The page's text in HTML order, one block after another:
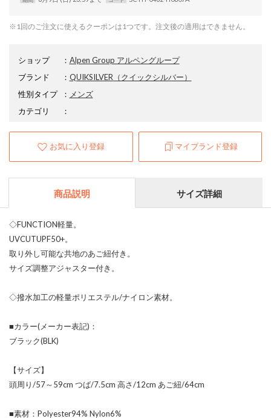
※1回のご注文に使えるクーポンは1つです。注文後の適用はできません。
ショップ ： Alpen Group アルペングループ
ブランド
： QUIKSILVER （クイックシルバー）
性別タイプ
： メンズ
カテゴリ
：
お気に入り登録 マイブランド登録
商品説明 サイズ詳細
◇FUNCTION軽量。
UVCUTUPF50+。
取り外し可能な共地のあご紐付き。
サイズ調整アジャスター付き。
◇撥水加工の軽量ポリエステル/ナイロン素材。
■カラー(メーカー表記)：
ブラック(BLK)
【サイズ】
頭周り/57～59cm つば/7.5cm 高さ/12cm あご紐/64cm
■素材：Polyester94% Nylon6%